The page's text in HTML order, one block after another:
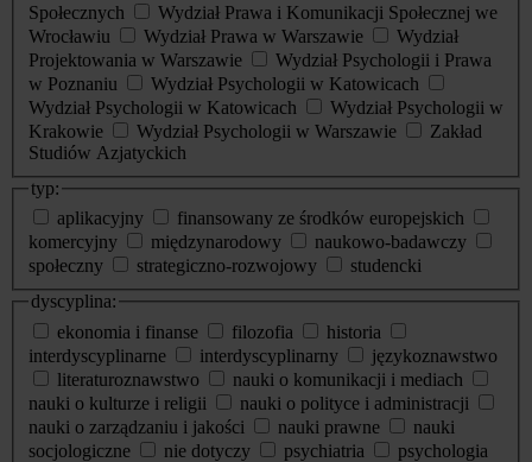
Społecznych
Wydział Prawa i Komunikacji Społecznej we
Wrocławiu
Wydział Prawa w Warszawie
Wydział
Projektowania w Warszawie
Wydział Psychologii i Prawa
w Poznaniu
Wydział Psychologii w Katowicach
Wydział Psychologii w Katowicach
Wydział Psychologii w
Krakowie
Wydział Psychologii w Warszawie
Zakład
Studiów Azjatyckich
typ:
aplikacyjny
finansowany ze środków europejskich
komercyjny
międzynarodowy
naukowo-badawczy
społeczny
strategiczno-rozwojowy
studencki
dyscyplina:
ekonomia i finanse
filozofia
historia
interdyscyplinarne
interdyscyplinarny
językoznawstwo
literaturoznawstwo
nauki o komunikacji i mediach
nauki o kulturze i religii
nauki o polityce i administracji
nauki o zarządzaniu i jakości
nauki prawne
nauki
socjologiczne
nie dotyczy psychiatria
psychologia